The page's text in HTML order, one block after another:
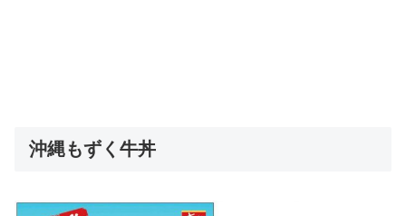
沖縄もずく牛丼